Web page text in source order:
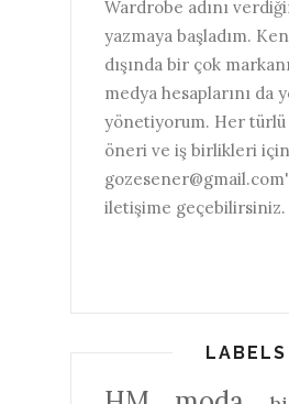
Wardrobe adını
yazmaya başladım.
dışında bir çok
medya hesaplarını
yönetiyorum. Her türlü
öneri ve iş birlikleri için
iletişime geçebilirsiniz.
LABELS